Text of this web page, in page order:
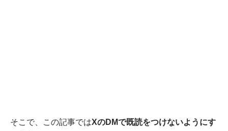
そこで、この記事ではXのDMで既読をつけないようにす